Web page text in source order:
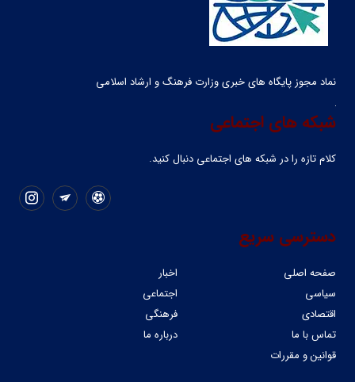
نماد مجوز پایگاه های خبری وزارت فرهنگ و ارشاد اسلامی
شبکه های اجتماعی
کلام تازه را در شبکه ‌های اجتماعی دنبال کنید.
دسترسی سریع
صفحه اصلی
اخبار
سیاسی
اجتماعی
اقتصادی
فرهنگی
تماس با ما
درباره ما
قوانین و مقررات